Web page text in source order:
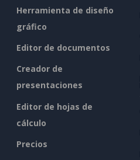
Herramienta de diseño
gráfico
Editor de documentos
Creador de
presentaciones
Editor de hojas de
cálculo
Precios